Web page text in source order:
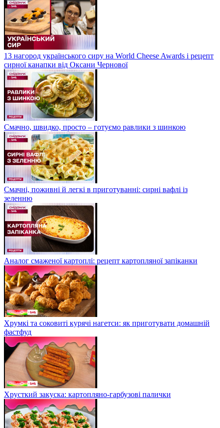
13 нагород українського сиру на World Cheese Awards і рецепт
сирної канапки від Оксани Чернової
Смачно, швидко, просто – готуємо равлики з шинкою
Смачні, поживні й легкі в приготуванні: сирні вафлі із
зеленню
Аналог смаженої картоплі: рецепт картопляної запіканки
Хрумкі та соковиті курячі нагетси: як приготувати домашній
фастфуд
Хрусткий закуска: картопляно-гарбузові палички